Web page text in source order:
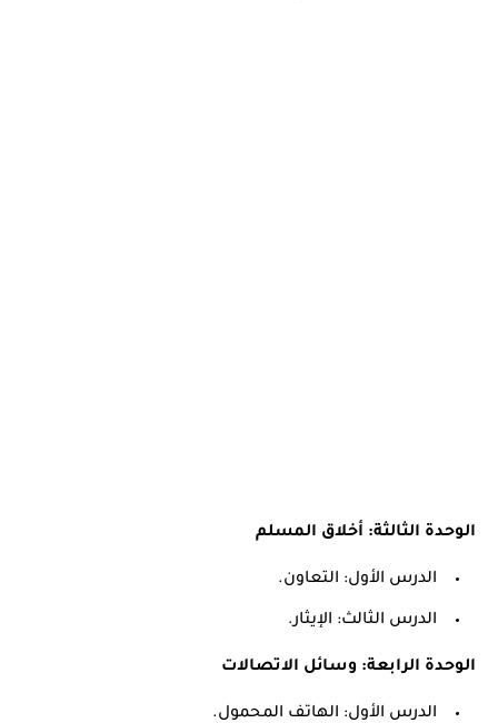
الوحدة الثالثة: أخلاق المسلم
الدرس الأول: التعاون.
الدرس الثالث: الإيثار.
الوحدة الرابعة: وسائل الاتصالات
الدرس الأول: الهاتف المحمول.